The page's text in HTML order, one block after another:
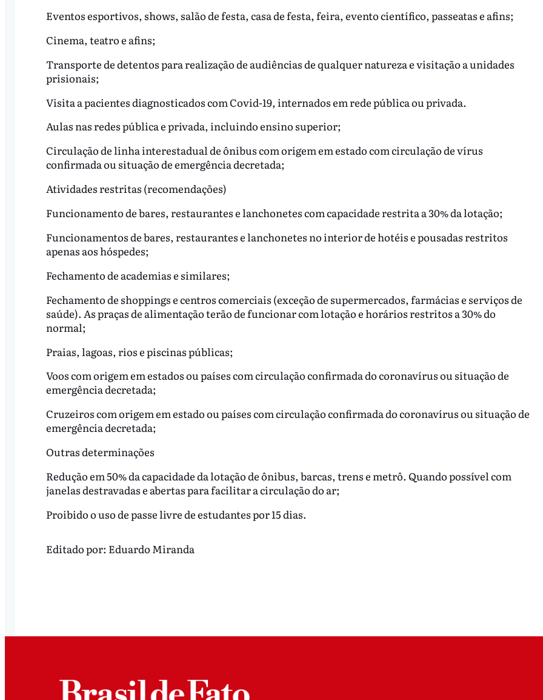
Eventos esportivos, shows, salão de festa, casa de festa, feira, evento científico, passeatas e afins;
Cinema, teatro e afins;
Transporte de detentos para realização de audiências de qualquer natureza e visitação a unidades
prisionais;
Visita a pacientes diagnosticados com Covid-19, internados em rede pública ou privada.
Aulas nas redes pública e privada, incluindo ensino superior;
Circulação de linha interestadual de ônibus com origem em estado com circulação de vírus
confirmada ou situação de emergência decretada;
Atividades restritas (recomendações)
Funcionamento de bares, restaurantes e lanchonetes com capacidade restrita a 30% da lotação;
Funcionamentos de bares, restaurantes e lanchonetes no interior de hotéis e pousadas restritos
apenas aos hóspedes;
Fechamento de academias e similares;
Fechamento de shoppings e centros comerciais (exceção de supermercados, farmácias e serviços de
saúde). As praças de alimentação terão de funcionar com lotação e horários restritos a 30% do
normal;
Praias, lagoas, rios e piscinas públicas;
Voos com origem em estados ou países com circulação confirmada do coronavírus ou situação de
emergência decretada;
Cruzeiros com origem em estado ou países com circulação confirmada do coronavírus ou situação de
emergência decretada;
Outras determinações
Redução em 50% da capacidade da lotação de ônibus, barcas, trens e metrô. Quando possível com
janelas destravadas e abertas para facilitar a circulação do ar;
Proibido o uso de passe livre de estudantes por 15 dias.
Editado por: Eduardo Miranda